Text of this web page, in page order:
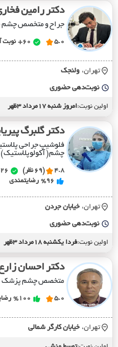
دکتر رامین
جراح و متخصص چشم
5.0
60+ نوبت
تهران، ولنجک
نوبت‌دهی حضوری
اولین نوبت:امروز شنبه 17مرداد 3ظهر
دکتر گلبرگ
فلوشیپ جراحی
چشم( آکولوپلاستیک)
4.8 (69 نظر) 26+
%96 رضایتمندی
تهران، خيابان جردن
نوبت‌دهی حضوری
اولین نوبت:فردا یکشنبه 18مرداد 3ظهر
دکتر احسان
متخصص چشم پزشک
5.0
%100
تهران، خيابان کارگر شمالي